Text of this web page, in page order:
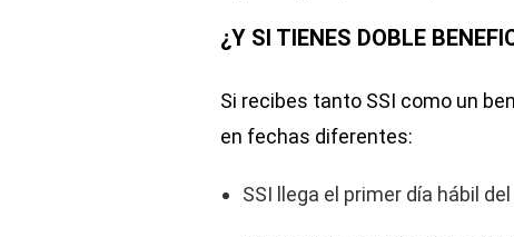
¿Y SI TIENES DOBLE
Si recibes tanto SSI como un
en fechas diferentes:
SSI llega el primer día hábil